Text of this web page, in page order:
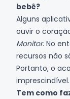
bebê?
Alguns
ouvir o
Monitor. No
recursos não
Portanto, o
imprescindível.
Tem como